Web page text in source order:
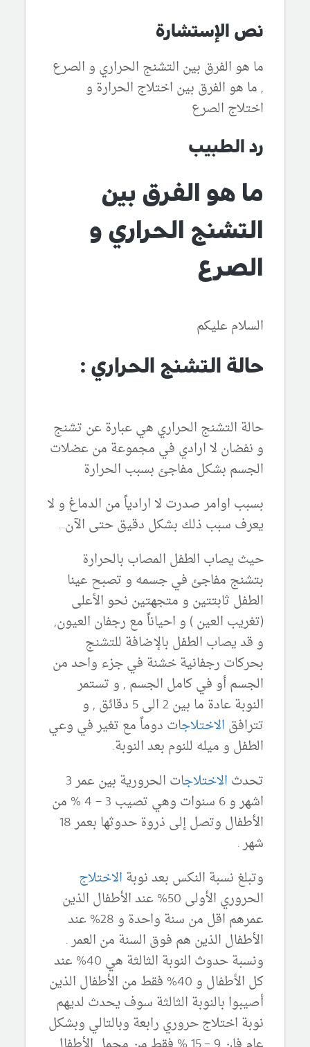
نص الإستشارة
ما هو الفرق بين التشنج الحراري و الصرع
, ما هو الفرق بين اختلاج الحرارة و
اختلاج الصرع
رد الطبيب
ما هو الفرق بين
التشنج الحراري و
الصرع
السلام عليكم
حالة التشنج الحراري :
حالة التشنج الحراري هي عبارة عن تشنج
و نفضان لا ارادي في مجموعة من عضلات
الجسم بشكل مفاجئ بسبب الحرارة
بسبب اوامر صدرت لا ارادياً من الدماغ و لا
يعرف سبب ذلك بشكل دقيق حتى الآن...
حيث يصاب الطفل المصاب بالحرارة
بتشنج مفاجئ في جسمه و تصبح عينا
الطفل ثابتتين و متجهتين نحو الأعلى
(تغريب العين ) و احياناً مع رجفان العيون,
و قد يصاب الطفل بالإضافة للتشنج
بحركات رجفانية خشنة في جزء واحد من
الجسم أو في كامل الجسم , و تستمر
النوبة عادة ما بين 2 الى 5 دقائق , و
تترافق الاختلاجات دوماً مع تغير في وعي
الطفل و ميله للنوم بعد النوبة.
تحدث الاختلاج
ات الحرورية بين عمر 3
اشهر و 6 سنوات وهي تصيب 3 – 4 % من
الأطفال وتصل إلى ذروة حدوثها بعمر 18
شهر .
وتبلغ نسبة النكس بعد نوبة الاختلاج
الحروري الأولى 50% عند الأطفال الذين
عمرهم اقل من سنة واحدة و 28% عند
الأطفال الذين هم فوق السنة من العمر .
ونسبة حدوث النوبة الثالثة هي 40% عند
كل الأطفال و 40% فقط من الأطفال الذين
أصيبوا بالنوبة الثالثة سوف يحدث لديهم
نوبة اختلاج حروري رابعة وبالتالي وبشكل